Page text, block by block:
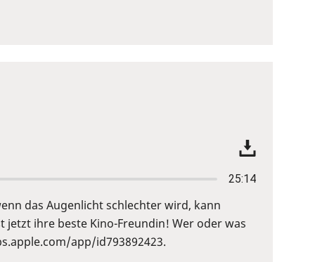
25:14
das Augenlicht schlechter wird, kann
jetzt ihre beste Kino-Freundin! Wer oder was
app/id793892423.